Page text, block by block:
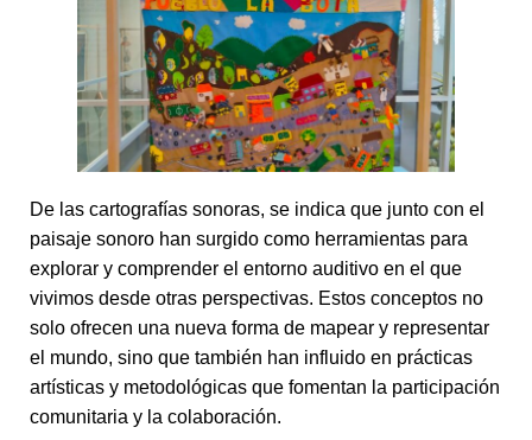
De las cartografías sonoras, se indica que junto con el
paisaje sonoro han surgido como herramientas para
explorar y comprender el entorno auditivo en el que
vivimos desde otras perspectivas. Estos conceptos no
solo ofrecen una nueva forma de mapear y representar
el mundo, sino que también han influido en prácticas
artísticas y metodológicas que fomentan la participación
comunitaria y la colaboración.